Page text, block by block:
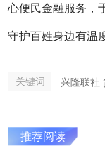
心便民金融服务，
守护百姓身边有温
关键词 兴隆联社
推荐阅读